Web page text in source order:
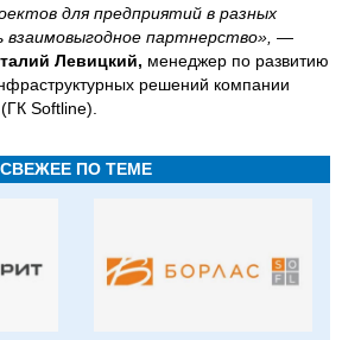
для предприятий в разных
взаимовыгодное партнерство», —
Левицкий, менеджер по развитию
решений компании
Softline).
СВЕЖЕЕ ПО ТЕМЕ